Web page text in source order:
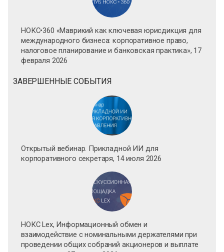
НОКС•360 «Маврикий как ключевая юрисдикция для
международного бизнеса: корпоративное право,
налоговое планирование и банковская практика», 17
февраля 2026
ЗАВЕРШЕННЫЕ СОБЫТИЯ
Открытый вебинар. Прикладной ИИ для
корпоративного секретаря, 14 июля 2026
НОКС Lex, Информационный обмен и
взаимодействие с номинальными держателями при
проведении общих собраний акционеров и выплате